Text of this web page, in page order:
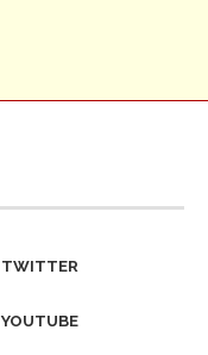
TWITTER
YOUTUBE